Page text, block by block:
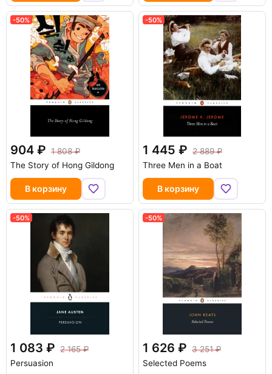
-50%
904
1 808
The Story of Hong Gildong
В корзину
-50%
1 445
2 889
Three Men in a Boat
В корзину
-50%
1 083
2 165
Persuasion
-50%
1 626
3 251
Selected Poems